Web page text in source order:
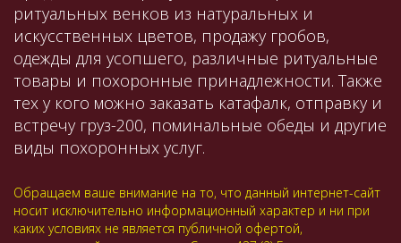
ритуальных венков из натуральных и
искусственных цветов, продажу гробов,
одежды для усопшего, различные ритуальные
товары и похоронные принадлежности. Также
тех у кого можно заказать катафалк, отправку и
встречу груз-200, поминальные обеды и другие
виды похоронных услуг.
Обращаем ваше внимание на то, что данный интернет-сайт
носит исключительно информационный характер и ни при
каких условиях не является публичной офертой,